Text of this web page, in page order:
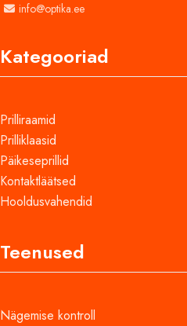
info@optika.ee
Kategooriad
Prilliraamid
Prilliklaasid
Päikeseprillid
Kontaktläätsed
Hooldusvahendid
Teenused
Nägemise kontroll